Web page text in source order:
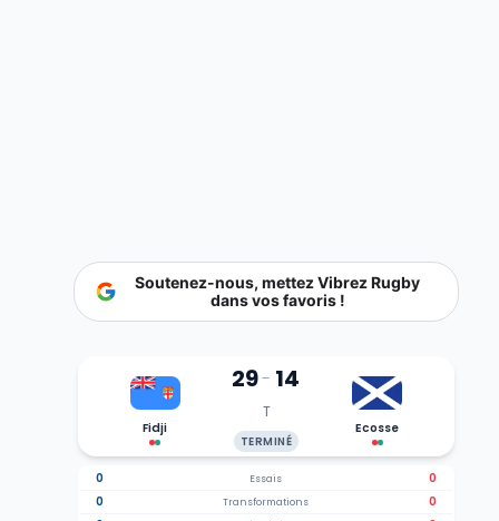
Soutenez-nous, mettez Vibrez Rugby
dans vos favoris !
Fidji
29- 14
T
TERMINÉ
Ecosse
0 Essais
0
0
Transformations
0